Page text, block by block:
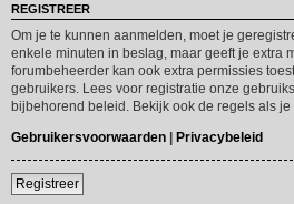
REGISTREER
Om je te kunnen aanmelden, moet je
enkele minuten in beslag, maar geeft je extra
forumbeheerder kan ook extra permissies
gebruikers. Lees voor registratie onze
bijbehorend beleid. Bekijk ook de regels als je
Gebruikersvoorwaarden | Privacybeleid
Registreer